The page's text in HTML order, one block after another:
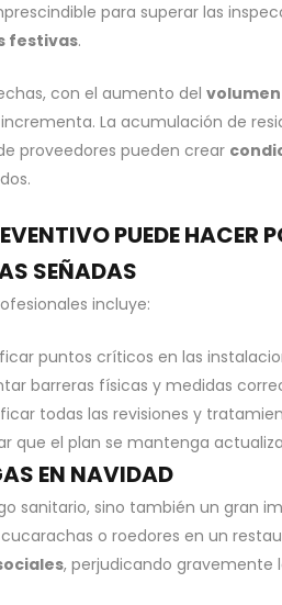
para superar las
festivas.
con el aumento del
La acumulación de
proveedores pueden crear
PUEDE HACER
SEÑADAS
incluye:
puntos críticos en las
barreras físicas y medidas
todas las revisiones y
que el plan se mantenga
EN NAVIDAD
sanitario, sino también un gran
o roedores en un
, perjudicando gravemente